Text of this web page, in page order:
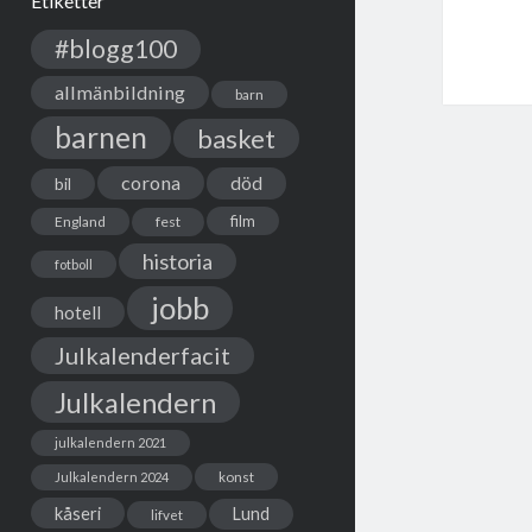
#blogg100
allmänbildning barn
barnen basket
bil corona död
England fest film
fotboll historia
hotell jobb
Julkalenderfacit
Julkalendern
julkalendern 2021
Julkalendern 2024 konst
kåseri lifvet Lund